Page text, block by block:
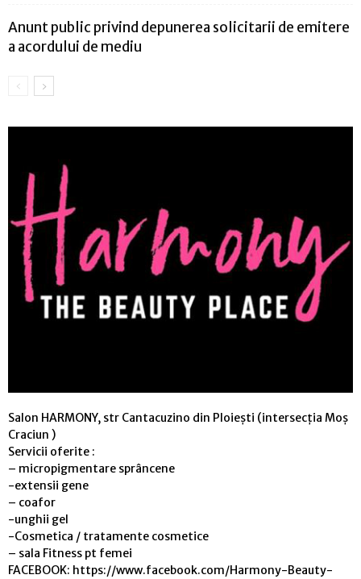
Anunt public privind depunerea solicitarii de emitere
a acordului de mediu
Salon HARMONY, str Cantacuzino din Ploiești (intersecția Moș
Craciun )
Servicii oferite :
– micropigmentare sprâncene
-extensii gene
– coafor
-unghii gel
-Cosmetica / tratamente cosmetice
– sala Fitness pt femei
FACEBOOK: https://www.facebook.com/Harmony-Beauty-